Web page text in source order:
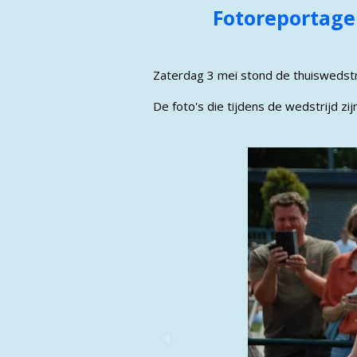
Zaterdag 3 mei stond de
De foto's die tijdens de wedstrijd